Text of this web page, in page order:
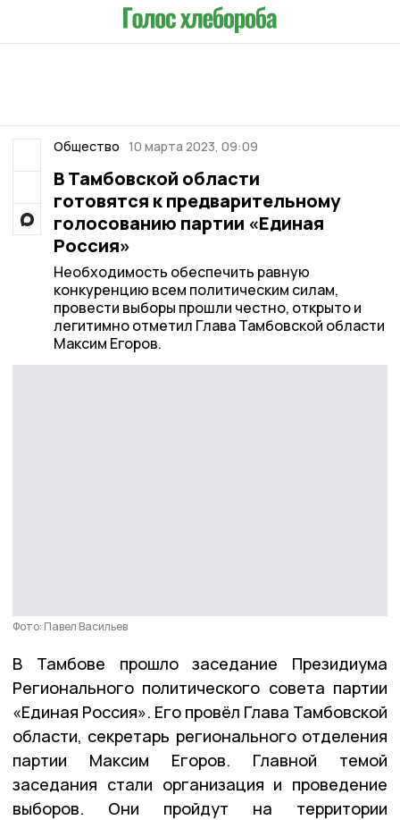
Общество 10 марта 2023, 09:09
В Тамбовской области
готовятся к предварительному
голосованию партии «Единая
Россия»
Необходимость обеспечить равную
конкуренцию всем политическим силам,
провести выборы прошли честно, открыто и
легитимно отметил Глава Тамбовской области
Максим Егоров.
Фото: Павел Васильев
В Тамбове прошло заседание Президиума
Регионального политического совета партии
«Единая Россия». Его провёл Глава Тамбовской
области, секретарь регионального отделения
партии Максим Егоров. Главной темой
заседания стали организация и проведение
выборов. Они пройдут на территории